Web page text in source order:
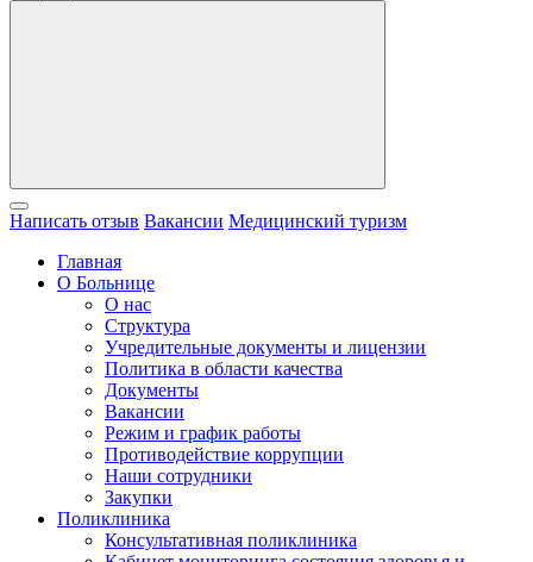
Написать отзыв Вакансии Медицинский туризм
Главная
О Больнице
О нас
Структура
Учредительные документы и лицензии
Политика в области качества
Документы
Вакансии
Режим и график работы
Противодействие коррупции
Наши сотрудники
Закупки
Поликлиника
Консультативная поликлиника